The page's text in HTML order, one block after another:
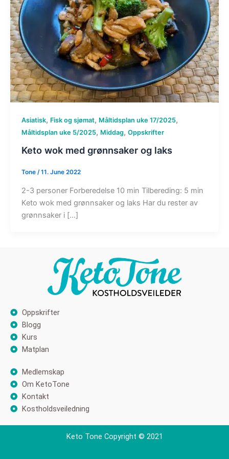
Asiatisk, Fisk og sjømat, Måltidsplan uke 17/2025,
Måltidsplan uke 5/2025, Middag, Oppskrifter
Keto wok med grønnsaker og laks
Tone /11. June 2022
2-3 personer Forberedelse 10 min Tilbereding: 5 min
Keto wok med grønnsaker og laks Har du rester av
grønnsaker i […]
Oppskrifter
Blogg
Kurs
Matplan
Medlemskap
Om KetoTone
Kontakt
Kostholdsveiledning
Keto Tone Copyright © 2021